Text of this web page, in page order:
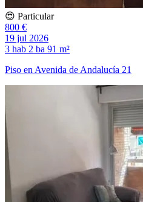
😍 Particular
800 €
19 jul 2026
3 hab 2 ba 91 m²
Piso en Avenida de Andalucía 21